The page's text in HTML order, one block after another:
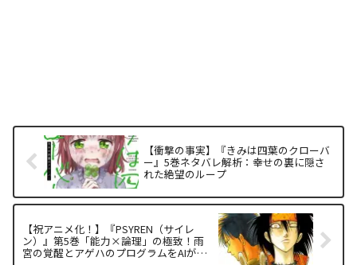
【衝撃の事実】『きみは四葉のクローバ
ー』5巻ネタバレ解析：幸せの裏に隠さ
れた絶望のループ
【祝アニメ化！】『PSYREN（サイレ
ン）』第5巻「能力×論理」の極致！雨
宮の覚醒とアゲハのプログラムをAIが徹